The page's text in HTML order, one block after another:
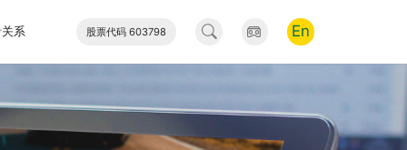
新能源 网上商城
系 股票代码 603798 En